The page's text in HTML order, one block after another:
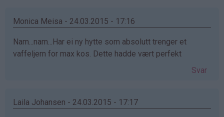
Monica Meisa - 24.03.2015 - 17:16
Nam...nam...Har ei ny hytte som absolutt trenger et
vaffeljern for max kos. Dette hadde vært perfekt
Svar
Laila Johansen - 24.03.2015 - 17:17